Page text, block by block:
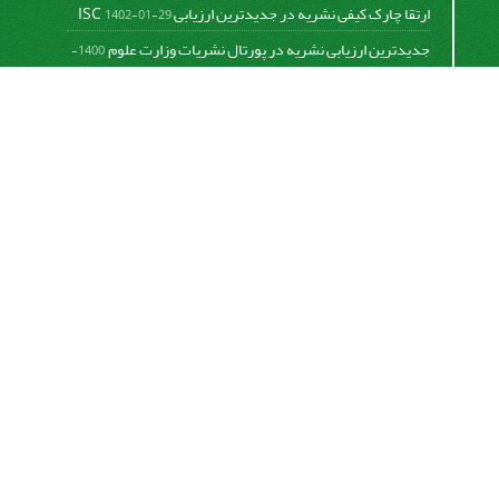
ارتقا چارک کیفی نشریه در جدیدترین ارزیابی ISC1402-01-29
جدیدترین ارزیابی نشریه در پورتال نشریات وزارت علوم
1400-